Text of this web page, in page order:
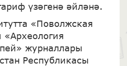
үзәгенә әйләнә.
«Поволжская
«Археология
журналлары
Республикасы